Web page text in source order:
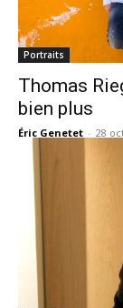
Portraits
Thomas
bien plus
Éric Genetet - 28